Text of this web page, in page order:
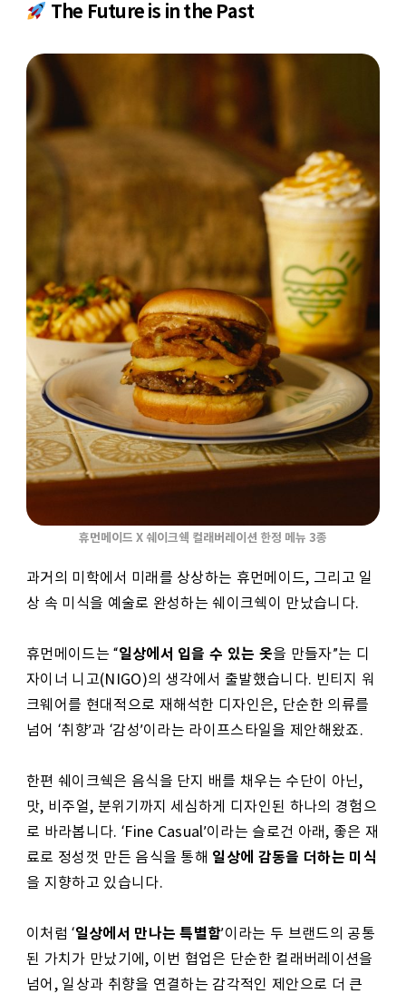
The Future is in the Past
휴먼메이드 X 쉐이크쉑 컬래버레이션 한정 메뉴 3종
과거의 미학에서 미래를 상상하는 휴먼메이드, 그리고 일
상 속 미식을 예술로 완성하는 쉐이크쉑이 만났습니다.
휴먼메이드는 “일상에서 입을 수 있는 옷을 만들자”는 디
자이너 니고(NIGO)의 생각에서 출발했습니다. 빈티지 워
크웨어를 현대적으로 재해석한 디자인은, 단순한 의류를
넘어 ‘취향’과 ‘감성’이라는 라이프스타일을 제안해왔죠.
한편 쉐이크쉑은 음식을 단지 배를 채우는 수단이 아닌,
맛, 비주얼, 분위기까지 세심하게 디자인된 하나의 경험으
로 바라봅니다. ‘Fine Casual’이라는 슬로건 아래, 좋은 재
료로 정성껏 만든 음식을 통해 일상에 감동을 더하는 미식
을 지향하고 있습니다.
이처럼 ‘일상에서 만나는 특별함’이라는 두 브랜드의 공통
된 가치가 만났기에, 이번 협업은 단순한 컬래버레이션을
넘어, 일상과 취향을 연결하는 감각적인 제안으로 더 큰